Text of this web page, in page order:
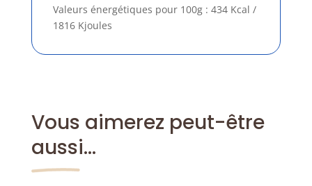
Valeurs énergétiques pour 100g : 434 Kcal /
1816 Kjoules
Vous aimerez peut-être
aussi…